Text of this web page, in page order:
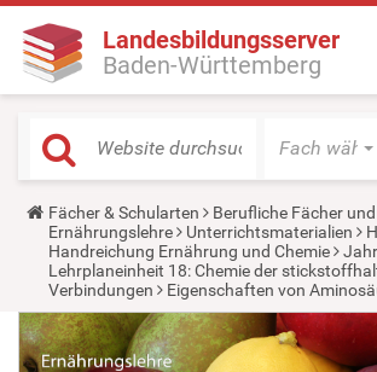
Landesbildungsserver
Baden-Württemberg
Fach wählen
Y
o
u
a
r
e
h
e
r
Fächer & Schularten
Berufliche Fächer
Ernährungslehre
Unterrichtsmaterialien
Handreichung Ernährung und Chemie
Lehrplaneinheit 18: Chemie der
Verbindungen
Eigenschaften von